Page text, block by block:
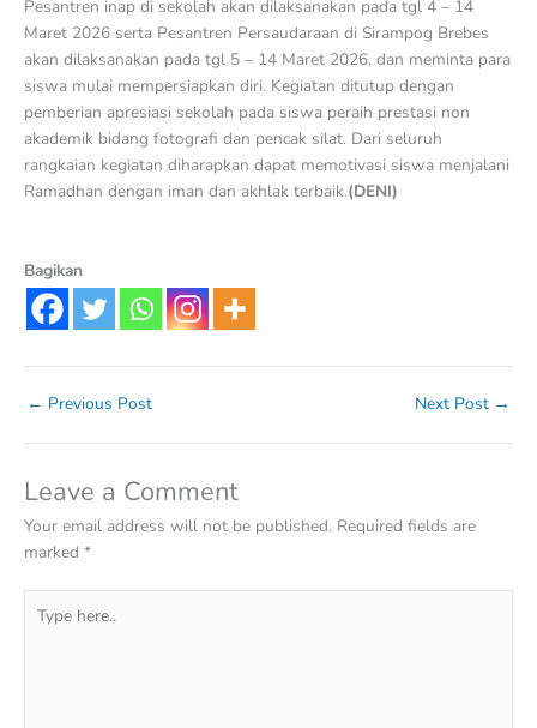
Pesantren inap di sekolah akan dilaksanakan pada tgl 4 – 14
Maret 2026 serta Pesantren Persaudaraan di Sirampog Brebes
akan dilaksanakan pada tgl 5 – 14 Maret 2026, dan meminta para
siswa mulai mempersiapkan diri. Kegiatan ditutup dengan
pemberian apresiasi sekolah pada siswa peraih prestasi non
akademik bidang fotografi dan pencak silat. Dari seluruh
rangkaian kegiatan diharapkan dapat memotivasi siswa menjalani
Ramadhan dengan iman dan akhlak terbaik.(DENI)
Bagikan
← Previous Post Next Post →
Leave a Comment
Your email address will not be published. Required fields are
marked *
here..